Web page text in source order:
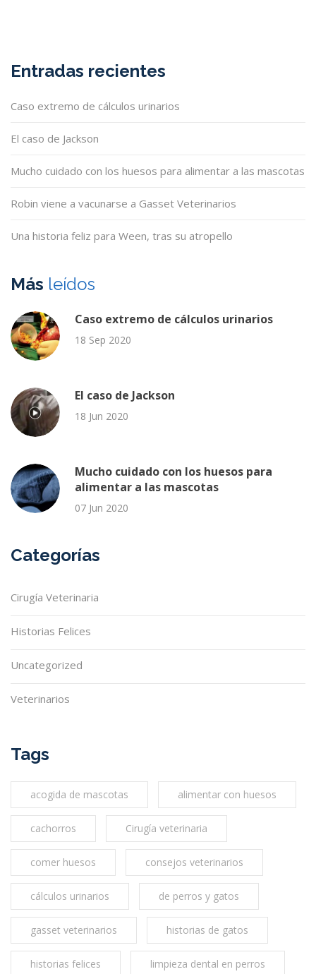
Entradas recientes
Caso extremo de cálculos urinarios
El caso de Jackson
Mucho cuidado con los huesos para alimentar a las mascotas
Robin viene a vacunarse a Gasset Veterinarios
Una historia feliz para Ween, tras su atropello
Más leídos
Caso extremo de cálculos urinarios
18 Sep 2020
El caso de Jackson
18 Jun 2020
Mucho cuidado con los huesos para
alimentar a las mascotas
07 Jun 2020
Categorías
Cirugía Veterinaria
Historias Felices
Uncategorized
Veterinarios
Tags
acogida de mascotas alimentar con huesos
cachorros Cirugía veterinaria
comer huesos consejos veterinarios
cálculos urinarios de perros y gatos
gasset veterinarios historias de gatos
historias felices limpieza dental en perros